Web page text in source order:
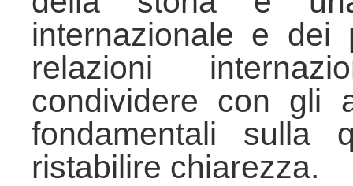
internazionale e dei
relazioni
condividere con gli
fondamentali sulla
ristabilire chiarezza.